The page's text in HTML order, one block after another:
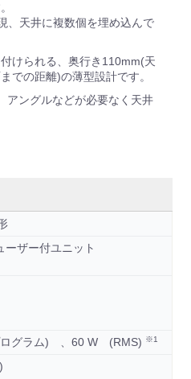
、天井に複数個を埋め込んで
けられる、奥行き110mm(天
での距離)の薄型設計です。
アングルなどが必要なく天井
ザー付ユニット
グラム) 、60 W (RMS) ※1